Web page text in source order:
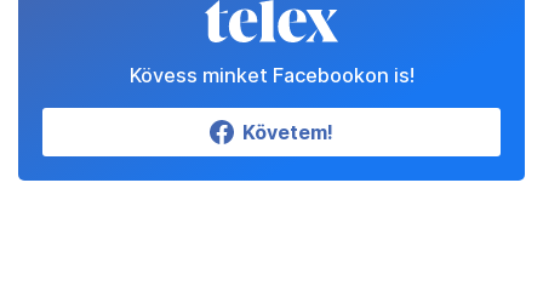
Kövess minket Facebookon is!
Követem!